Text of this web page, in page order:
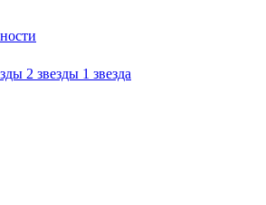
2 звезды 1 звезда